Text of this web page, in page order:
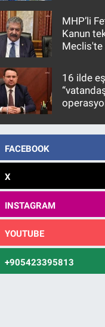
MHP’li
Kanun
Meclis'te
16 ilde
FACEBOOK
X
INSTAGRAM
YOUTUBE
+905423395813